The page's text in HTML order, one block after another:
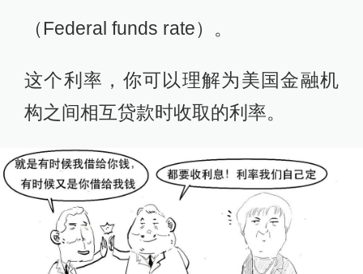
（Federal funds rate）。
这个利率，你可以理解为美国金融机
构之间相互贷款时收取的利率。